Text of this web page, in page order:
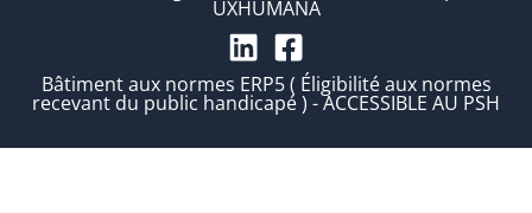
UXHUMANA
Bâtiment aux normes ERP5 ( Éligibilité aux normes
recevant du public handicapé ) - ACCESSIBLE AU PSH